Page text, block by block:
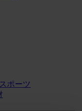
ポーツ